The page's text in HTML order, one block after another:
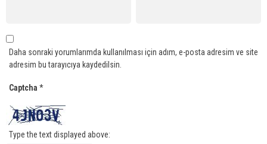
Daha sonraki yorumlarımda kullanılması için adım, e-posta adresim ve site
adresim bu tarayıcıya kaydedilsin.
Captcha *
Type the text displayed above: